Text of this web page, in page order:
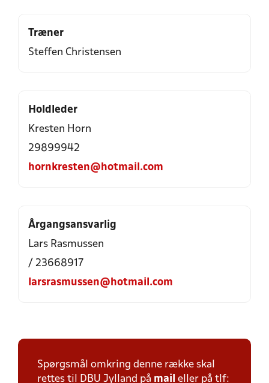
Træner
Steffen Christensen
Holdleder
Kresten Horn
29899942
hornkresten@hotmail.com
Årgangsansvarlig
Lars Rasmussen
/ 23668917
larsrasmussen@hotmail.com
Spørgsmål omkring denne række skal
rettes til DBU Jylland på mail eller på tlf: